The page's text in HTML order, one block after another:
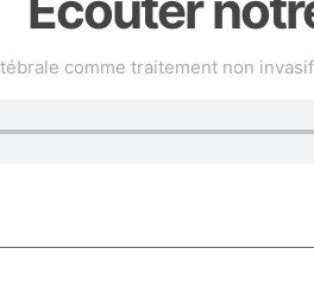
comme traitement non